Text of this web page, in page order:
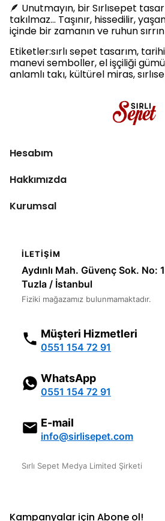
🪶 Unutmayın, bir Sırlısepet
takılmaz… Taşınır, hissedilir,
içinde bir zamanın ve ruhun
Etiketler:sırlı sepet tasarım,
manevi semboller, el işçiliği
anlamlı takı, kültürel miras,
Hesabım
Hakkımızda
Kurumsal
İLETIŞIM
Aydınlı Mah. Güvenç Sok. No:
Tuzla / İstanbul
Fiziki mağazamız bulunmamaktadır.
Müşteri Hizmetleri
0551 154 72 91
WhatsApp
0551 154 72 91
E-mail
info@sirlisepet.com
Sırlı Sepet Medya Limited Şirketi
Kampanyalar için Abone ol!